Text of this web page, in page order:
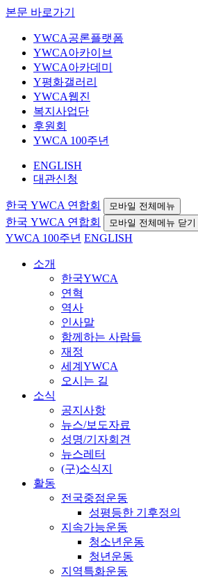
본문 바로가기
YWCA공론플랫폼
YWCA아카이브
YWCA아카데미
Y평화갤러리
YWCA웹진
복지사업단
후원회
YWCA 100주년
ENGLISH
대관신청
한국 YWCA 연합회 모바일 전체메뉴
한국 YWCA 연합회 모바일 전체메뉴 닫기
YWCA 100주년 ENGLISH
소개
한국YWCA
연혁
역사
인사말
함께하는 사람들
재정
세계YWCA
오시는 길
소식
공지사항
뉴스/보도자료
성명/기자회견
뉴스레터
(구)소식지
활동
전국중점운동
성평등한 기후정의
지속가능운동
청소년운동
청년운동
지역특화운동